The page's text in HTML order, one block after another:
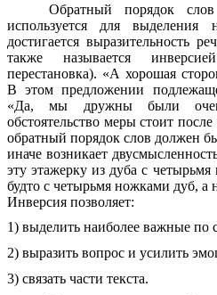
Обратный порядок
используется для
достигается выразительность
также называется
перестановка). «А хорошая
В этом предложении
«Да, мы дружны были
обстоятельство меры стоит
обратный порядок слов должен
иначе возникает
эту этажерку из дуба с
будто с четырьмя ножками дуб, а
Инверсия позволяет:
1) выделить наиболее важные
2) выразить вопрос и усилить
3) связать части текста.